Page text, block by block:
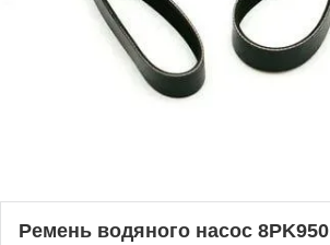
Ремень водяного насос 8PK950